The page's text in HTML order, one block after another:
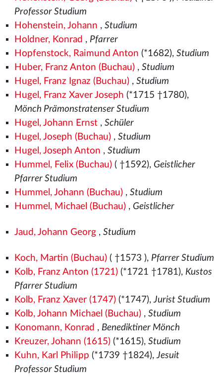
Professor Studium
Hohenstein, Johann , Studium
Holdner, Konrad , Pfarrer
Hopfenstock, Raimund Anton (*1682), Studium
Huber, Franz Anton (Buchau), Studium
Hugel, Franz Ignaz (Buchau), Studium
Hugel, Franz Xaver Joseph (*1715 †1780),
Mönch Prämonstratenser Studium
Hugel, Johann Ernst, Schüler
Hugel, Joseph (Buchau), Studium
Hugel, Joseph Anton , Studium
Hummel, Felix (Buchau)( †1592), Geistlicher
Pfarrer Studium
Hummel, Johann (Buchau), Studium
Hummel, Michael (Buchau), Geistlicher
Jaud, Johann Georg, Studium
Koch, Martin (Buchau)( †1573 ), Pfarrer Studium
Kolb, Franz Anton (1721)(*1721 †1781), Kustos
Pfarrer Studium
Kolb, Franz Xaver (1747)(*1747),Jurist Studium
Kolb, Johann Michael (Buchau), Studium
Konomann, Konrad , Benediktiner Mönch
Kreuzer, Johann (1615)(*1615), Studium
Kuhn, Karl Philipp (*1739 †1824),Jesuit
Professor Studium